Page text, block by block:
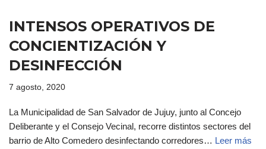
INTENSOS OPERATIVOS DE
CONCIENTIZACIÓN Y
DESINFECCIÓN
7 agosto, 2020
La Municipalidad de San Salvador de Jujuy, junto al Concejo
Deliberante y el Consejo Vecinal, recorre distintos sectores del
barrio de Alto Comedero desinfectando corredores… Leer más